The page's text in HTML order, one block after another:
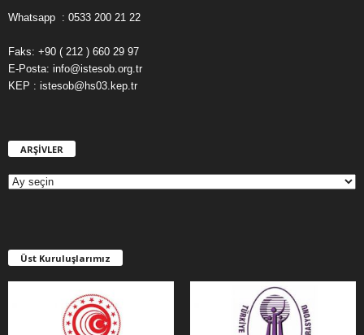
Whatsapp : 0533 200 21 22
Faks: +90 ( 212 ) 660 29 97
E-Posta: info@istesob.org.tr
KEP : istesob@hs03.kep.tr
ARŞİVLER
E
R
Üst Kuruluşlarımız